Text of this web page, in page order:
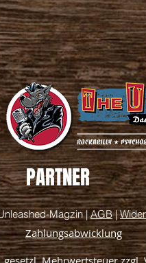
PARTNER
Magzin |AGB|
Zahlungsabwicklung
Mehrwertsteuer